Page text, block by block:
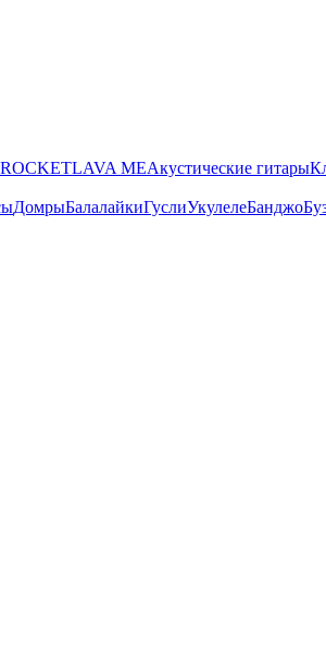
ROCKETLAVA MEАкустические гитары
ДомрыБалалайкиГуслиУкулелеБанджо